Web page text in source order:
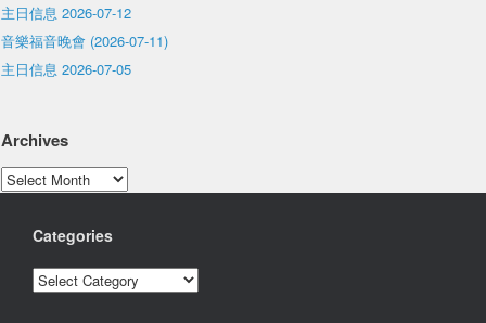
主日信息 2026-07-12
音樂福音晚會 (2026-07-11)
主日信息 2026-07-05
Archives
Archives
Categories
Categories